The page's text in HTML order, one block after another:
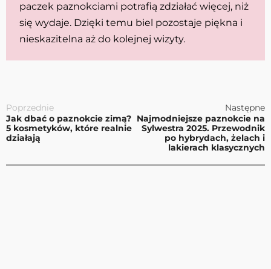
paczek paznokciami potrafią zdziałać więcej, niż
się wydaje. Dzięki temu biel pozostaje piękna i
nieskazitelna aż do kolejnej wizyty.
Poprzednie
Jak dbać o paznokcie zimą?
5 kosmetyków, które realnie
działają
Następne
Najmodniejsze paznokcie na
Sylwestra 2025. Przewodnik
po hybrydach, żelach i
lakierach klasycznych